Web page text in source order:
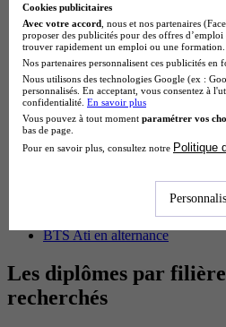
Master CCA en alternance
BTS Ndrc en alternance
BTS Sam en alternance
Cap Fleuriste en alternance
BTS Sio en alternance
MSc Marketing Digital en
BTS Gpme en alternance
Cap Electricien en alternance
BTS Gpn en alternance
BTS Domotique en alternance
BTS Sta en alternance
BTS Tpl en alternance
BTS Ati en alternance
Les diplômes par
recherchés
Cookies publicitaires
Avec votre accord , nous et nos partenaires
proposer des publicités pour des offres
trouver rapidement un emploi ou une formation.
Nos partenaires personnalisent ces publicités
Nous utilisons des technologies Google (ex :
personnalisés. En acceptant, vous consentez à
confidentialité. En savoir plus
Vous pouvez à tout moment paramétrer vos
bas de page.
Pour en savoir plus, consultez notre Politique